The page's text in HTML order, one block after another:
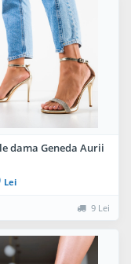
dama Geneda Aurii
Lei
9 Lei